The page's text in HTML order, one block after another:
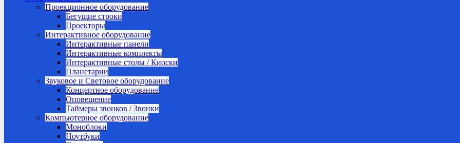
Проекционное оборудование
Бегущие строки
Проекторы
Интерактивное оборудование
Интерактивные панели
Интерактивные комплекты
Интерактивные столы / Киоски
Планетарии
Звуковое и Световое оборудование
Концертное оборудование
Оповещение
Таймеры звонков / Звонки
Компьютерное оборудование
Моноблоки
Ноутбуки